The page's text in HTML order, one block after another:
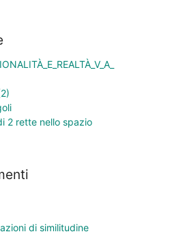
2 rette nello spazio
di similitudine